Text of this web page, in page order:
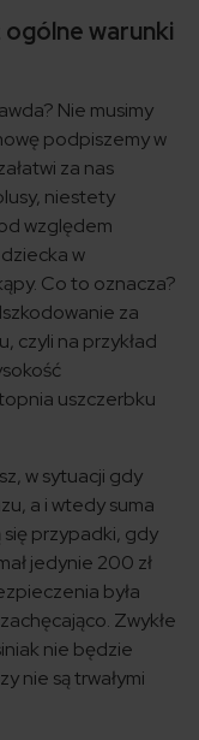
warunki
Nie musimy
podpiszemy w
za nas
niestety
względem
w
Co to oznacza?
za
czyli na przykład
uszczerbku
w sytuacji gdy
a i wtedy suma
się przypadki, gdy
jedynie 200 zł
była
Zwykłe
nie będzie
nie są trwałymi